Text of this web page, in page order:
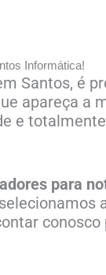
Informática!
Santos, é
apareça a
e
para